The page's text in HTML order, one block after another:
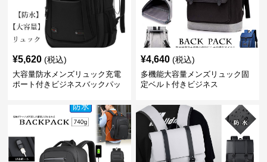
¥5,620 (税込)
大容量防水メンズリュック充電
ポート付きビジネスバックパッ
¥4,640 (税込)
多機能大容量メンズリュック固
定ベルト付きビジネス